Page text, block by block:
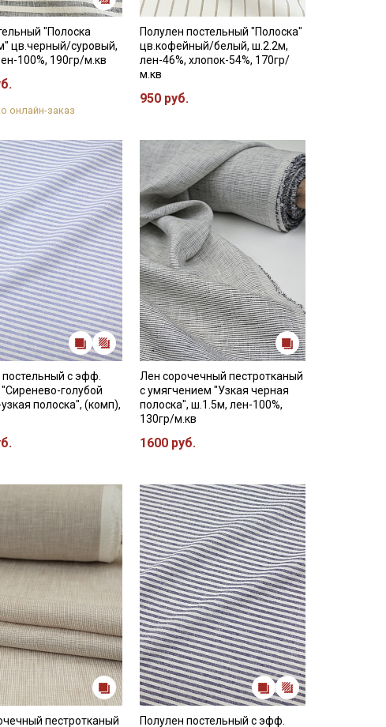
"Полоска
цв.черный/суровый,
100%, 190гр/м.кв
онлайн-заказ
Полулен постельный "Полоска"
цв.кофейный/белый, ш.2.2м,
лен-46%, хлопок-54%, 170гр/
м.кв
950 руб.
постельный с эфф.
голубой
полоска", (комп),
Лен сорочечный пестротканый
с умягчением "Узкая черная
полоска", ш.1.5м, лен-100%,
130гр/м.кв
1600 руб.
пестротканый
Полулен постельный с эфф.